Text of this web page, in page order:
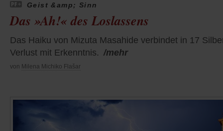
Geist &amp; Sinn
Das »Ah!« des Loslassens
Das Haiku von Mizuta Masahide verbindet in 17
Verlust mit Erkenntnis. /mehr
von Milena Michiko Flašar